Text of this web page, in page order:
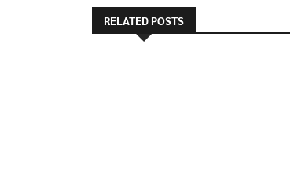
RELATED POSTS